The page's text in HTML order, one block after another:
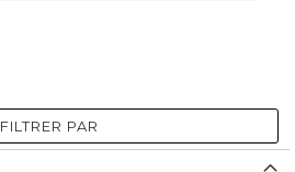
FILTRER PAR